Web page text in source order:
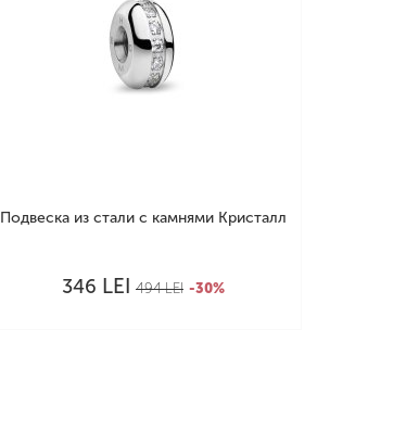
Подвеска из стали с камнями Кристалл
346 LEI 494LEI -30%